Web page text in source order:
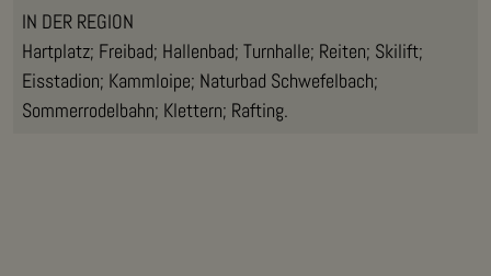
IN DER REGION
Hartplatz; Freibad; Hallenbad; Turnhalle; Reiten; Skilift;
Eisstadion; Kammloipe; Naturbad Schwefelbach;
Sommerrodelbahn; Klettern; Rafting.